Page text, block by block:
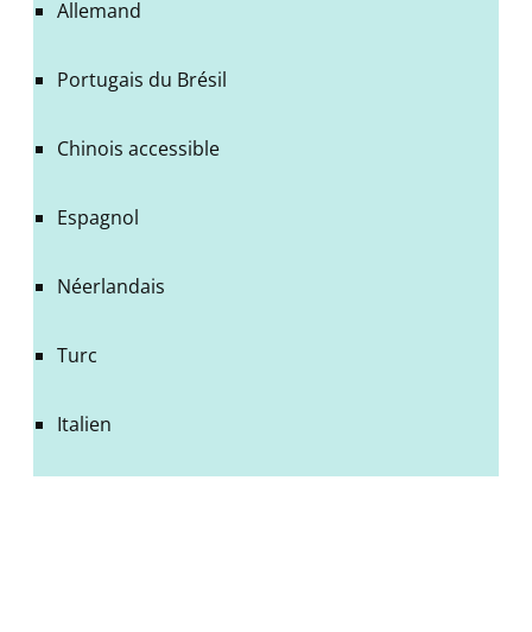
Allemand
Portugais du Brésil
Chinois accessible
Espagnol
Néerlandais
Turc
Italien